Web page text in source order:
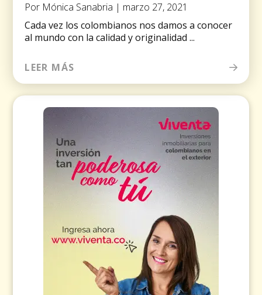
Por Mónica Sanabria | marzo 27, 2021
Cada vez los colombianos nos damos a conocer
al mundo con la calidad y originalidad ...
LEER MÁS